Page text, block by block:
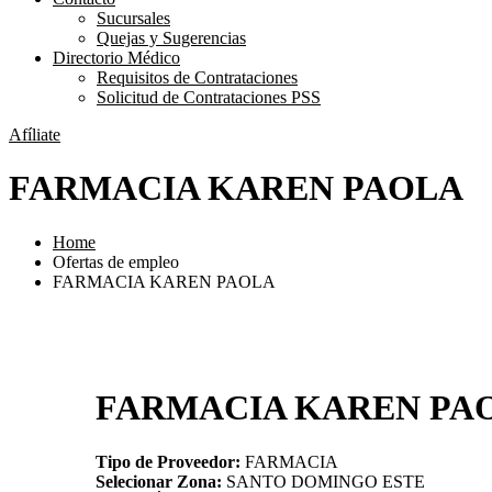
Sucursales
Quejas y Sugerencias
Directorio Médico
Requisitos de Contrataciones
Solicitud de Contrataciones PSS
Afíliate
FARMACIA KAREN PAOLA
Home
Ofertas de empleo
FARMACIA KAREN PAOLA
FARMACIA KAREN
Tipo de Proveedor: FARMACIA
Selecionar Zona: SANTO DOMINGO ESTE